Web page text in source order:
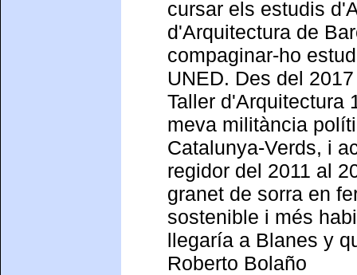
cursar els estudis
d'Arquitectura de
compaginar-ho
UNED. Des del
Taller d'Arquitectura
meva militància
Catalunya-Verds, i
regidor del 2011 al
granet de sorra en
sostenible i més
llegaría a Blanes y
Roberto Bolaño